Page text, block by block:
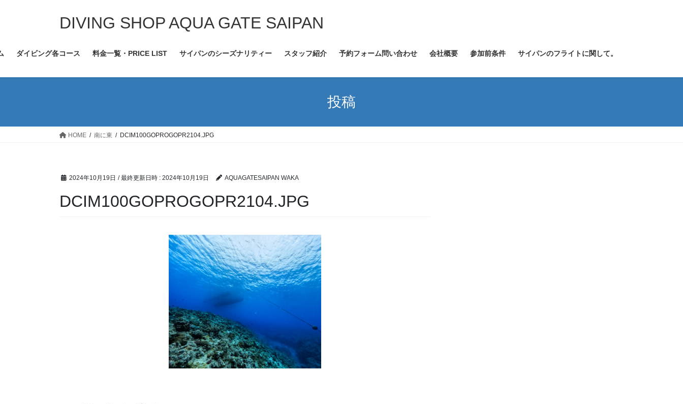
ツ
ス
シ
ン
DIVING SHOP AQUA GATE SAIPAN
ダイビング各コース 料金一覧・PRICE LIST サイパンのシーズナリティー スタッフ紹介 予約フォーム問い合わせ 会社概要 参加前条件 サイパンのフライトに関して。
投稿
HOME 南に東 DCIM100GOPROGOPR2104.JPG
2024年10月19日 / 最終更新日時 : 2024年10月19日 AQUAGATESAIPAN WAKA
DCIM100GOPROGOPR2104.JPG